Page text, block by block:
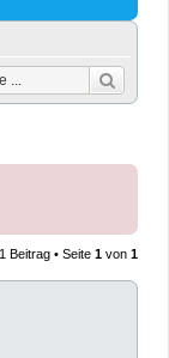
1 Beitrag • Seite 1 von 1